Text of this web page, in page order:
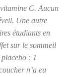
C. Aucun
Une autre
étu­diants en
sur le som­meil
: 1
n’a eu